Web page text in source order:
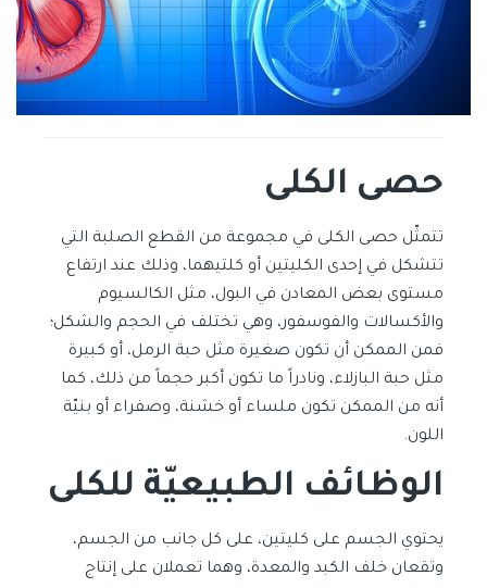
حصى الكلى
تتمثّل حصى الكلى في مجموعة من القطع الصلبة التي
تتشكل في إحدى الكليتين أو كلتيهما، وذلك عند ارتفاع
مستوى بعض المعادن في البول، مثل الكالسيوم
والأكسالات والفوسفور، وهي تختلف في الحجم والشكل؛
فمن الممكن أن تكون صغيرة مثل حبة الرمل، أو كبيرة
مثل حبة البازلاء، ونادراً ما تكون أكبر حجماً من ذلك، كما
أنه من الممكن تكون ملساء أو خشنة، وصفراء أو بنيّة
اللون.
الوظائف الطبيعيّة للكلى
يحتوي الجسم على كليتين، على كل جانب من الجسم،
وتقعان خلف الكبد والمعدة، وهما تعملان على إنتاج